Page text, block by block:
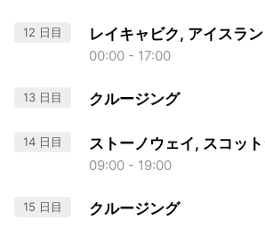
12 日目 レイキャビク, アイスラ
00:00 - 17:00
13 日目 クルージング
14 日目 ストーノウェイ, スコッ
09:00 - 19:00
15 日目 クルージング